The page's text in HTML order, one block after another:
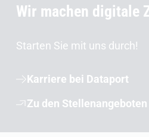
Wir machen digitale
Starten Sie mit uns durch!
Karriere bei Dataport
Zu den Stellenangeboten